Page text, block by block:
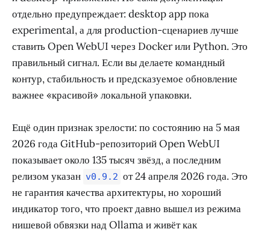
отдельно предупреждает: desktop app пока
experimental, а для production-сценариев лучше
ставить Open WebUI через Docker или Python. Это
правильный сигнал. Если вы делаете командный
контур, стабильность и предсказуемое обновление
важнее «красивой» локальной упаковки.
Ещё один признак зрелости: по состоянию на 5 мая
2026 года GitHub-репозиторий Open WebUI
показывает около 135 тысяч звёзд, а последним
релизом указан v0.9.2 от 24 апреля 2026 года. Это
не гарантия качества архитектуры, но хороший
индикатор того, что проект давно вышел из режима
нишевой обвязки над Ollama и живёт как